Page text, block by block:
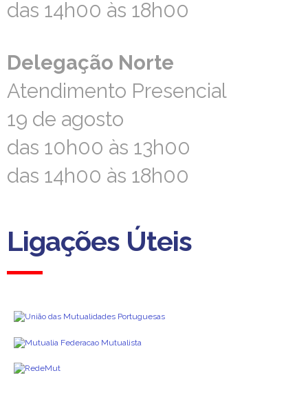
das 14h00 às 18h00
das 14h00 às 18h00
Delegação Norte
Atendimento Presencial
19 de agosto
das 10h00 às 13h00
das 14h00 às 18h00
Delegação Norte
Atendimento Presencial
19 de agosto
das 10h00 às 13h00
das 14h00 às 18h00
Ligações Úteis
Ligações Úteis